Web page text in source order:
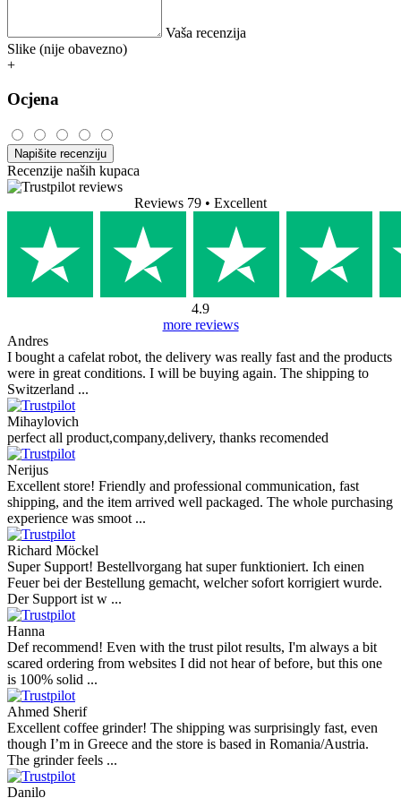
mého modelu mletou kávu použít nejde? Jsou tam pevně
zabudované nože pro kapslí, na videu je jiná konstrukce.
Translate
1 recenzija
0
0
0
0
Napišite recenziju
Vaše ime
Ocjena
Napišite recenziju
Recenzije naših kupaca
4.9
more reviews
Andres
I bought a cafelat robot, the delivery was really fast and the products
were in great conditions. I will be buying again. The shipping to
Switzerland ...
Mihaylovich
perfect all product,company,delivery, thanks recomended
Nerijus
Excellent store! Friendly and professional communication, fast
shipping, and the item arrived well packaged. The whole purchasing
experience was smoot ...